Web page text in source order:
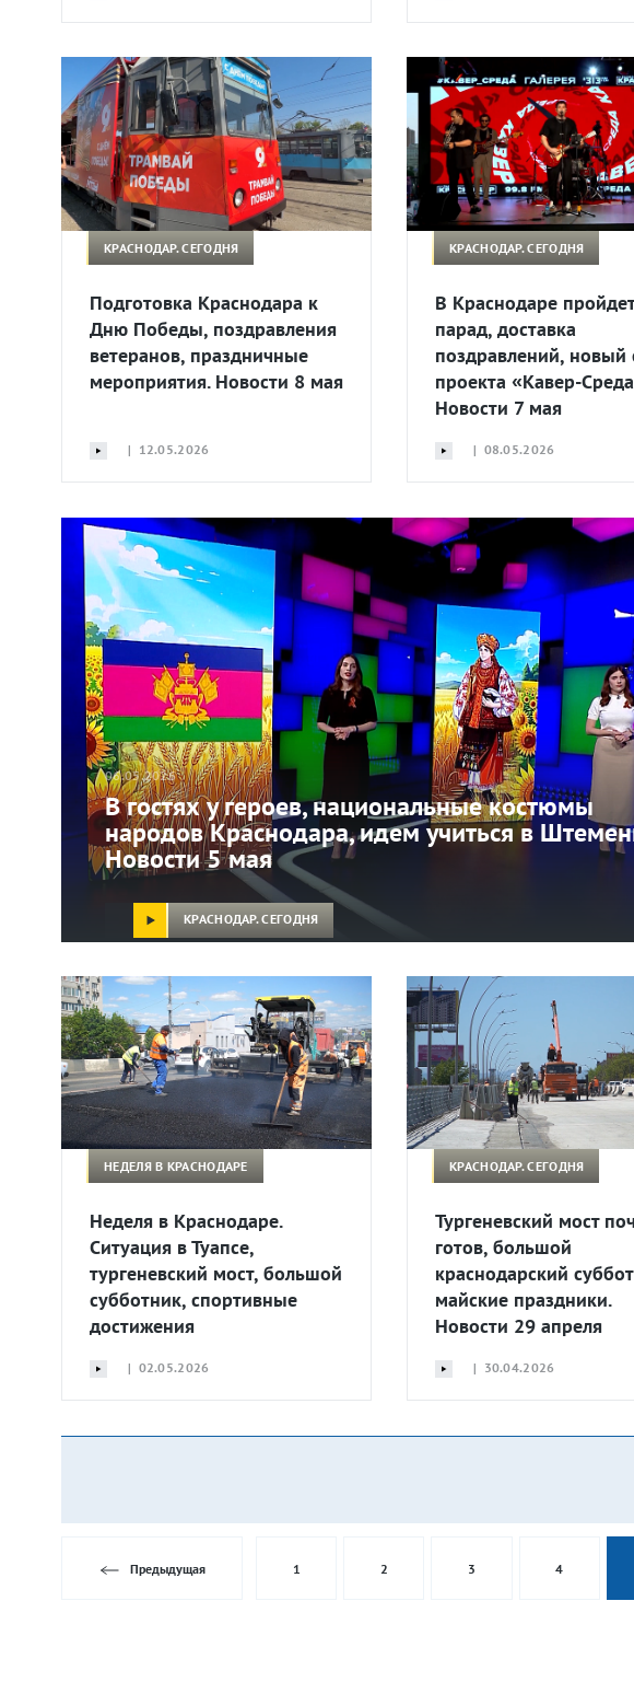
КРАСНОДАР. СЕГОДНЯ
Подготовка Краснодара к
Дню Победы, поздравления
ветеранов, праздничные
мероприятия. Новости 8 мая
| 12.05.2026
КРАСНОДАР. СЕГОДНЯ
В Краснодаре пройдет
парад, доставка
поздравлений, новый
проекта «Кавер-
Новости 7 мая
| 08.05.2026
06.05.2026
В гостях у героев, национальные костюмы
народов Краснодара, идем учиться в
Новости 5 мая
КРАСНОДАР. СЕГОДНЯ
НЕДЕЛЯ В КРАСНОДАРЕ
Неделя в Краснодаре.
Ситуация в Туапсе,
тургеневский мост, большой
субботник, спортивные
достижения
| 02.05.2026
КРАСНОДАР. СЕГОДНЯ
Тургеневский мост
готов, большой
краснодарский
майские праздники.
Новости 29 апреля
| 30.04.2026
Предыдущая 1 2 3 4